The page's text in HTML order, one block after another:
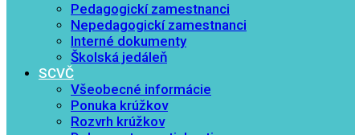
Pedagogickí zamestnanci
Nepedagogickí zamestnanci
Interné dokumenty
Školská jedáleň
SCVČ
Všeobecné informácie
Ponuka krúžkov
Rozvrh krúžkov